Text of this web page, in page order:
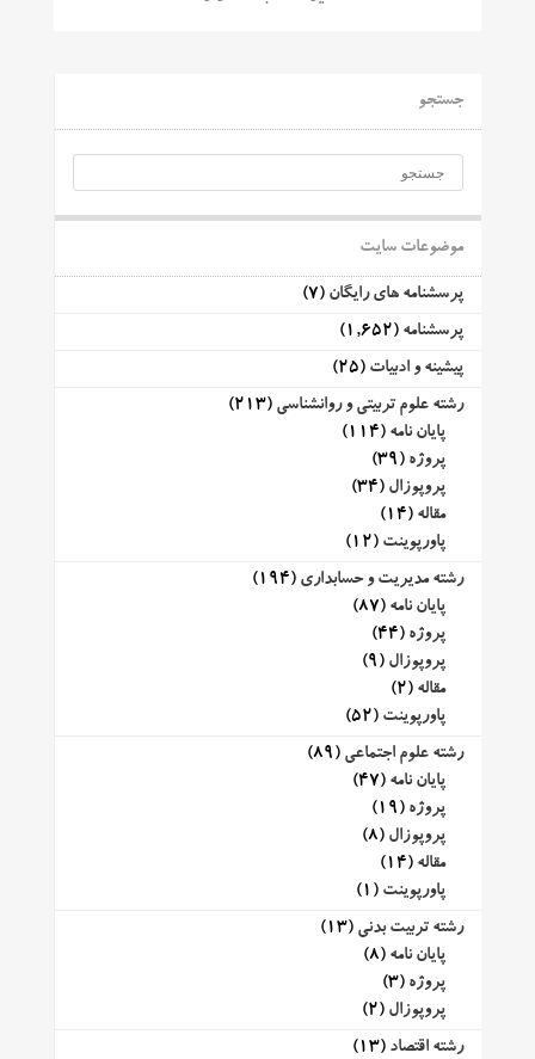
جستجو
موضوعات سایت
پرسشنامه های رایگان (7)
پرسشنامه (1,652)
پیشینه و ادبیات (25)
رشته علوم تربیتی و روانشناسی (213)
پایان نامه (114)
پروژه (39)
پروپوزال (34)
مقاله (14)
پاورپوینت (12)
رشته مدیریت و حسابداری (194)
پایان نامه (87)
پروژه (44)
پروپوزال (9)
مقاله (2)
پاورپوینت (52)
رشته علوم اجتماعی (89)
پایان نامه (47)
پروژه (19)
پروپوزال (8)
مقاله (14)
پاورپوینت (1)
رشته تربیت بدنی (13)
پایان نامه (8)
پروژه (3)
پروپوزال (2)
رشته اقتصاد (13)